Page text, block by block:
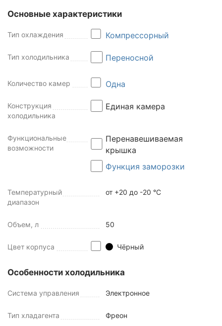
Основные характеристики
Тип охлаждения Компрессорный
Тип холодильника Переносной
Количество камер Одна
Конструкция
холодильника
Единая камера
Функциональные
возможности
Перенавешиваемая
крышка
Функция заморозки
Температурный
диапазон
от +20 до -20 °C
Объем, л 50
Цвет корпуса Чёрный
Особенности холодильника
Система управления Электронное
Тип хладагента Фреон